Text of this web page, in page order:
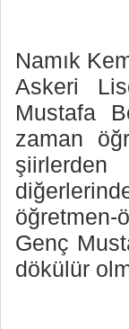
Namık
Askeri
Mustafa
zaman
Genç
dökülür